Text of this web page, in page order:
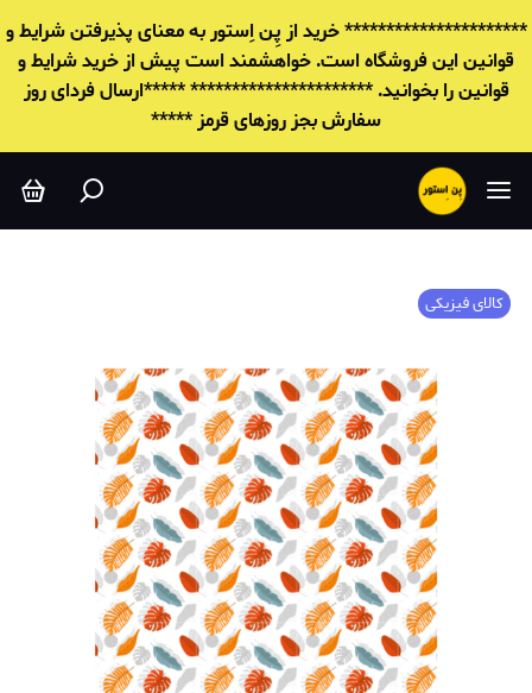
********************** خرید از پِن اِستور به معنای پذیرفتن شرایط و
قوانين این فروشگاه است. خواهشمند است پیش از خرید شرایط و
قوانين را بخوانید. ********************** *****ارسال فردای روز
سفارش بجز روزهای قرمز *****
کالای فیزیکی